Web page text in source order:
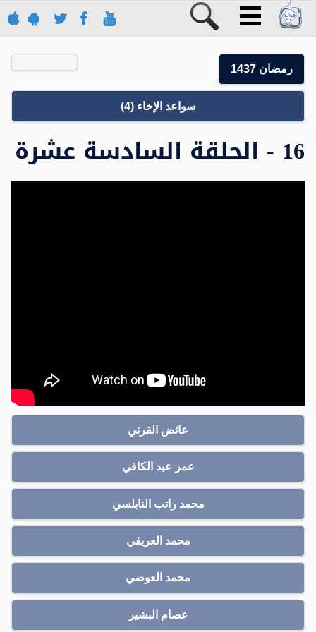
رمضان 1437
سواعد الإخاء (4)
16 - الحلقة السادسة عشرة
عائض القرني
عمر عبد الكافي
محمد راتب النابلسي
محمد العريفي
محمد العوضي
عصام البشير